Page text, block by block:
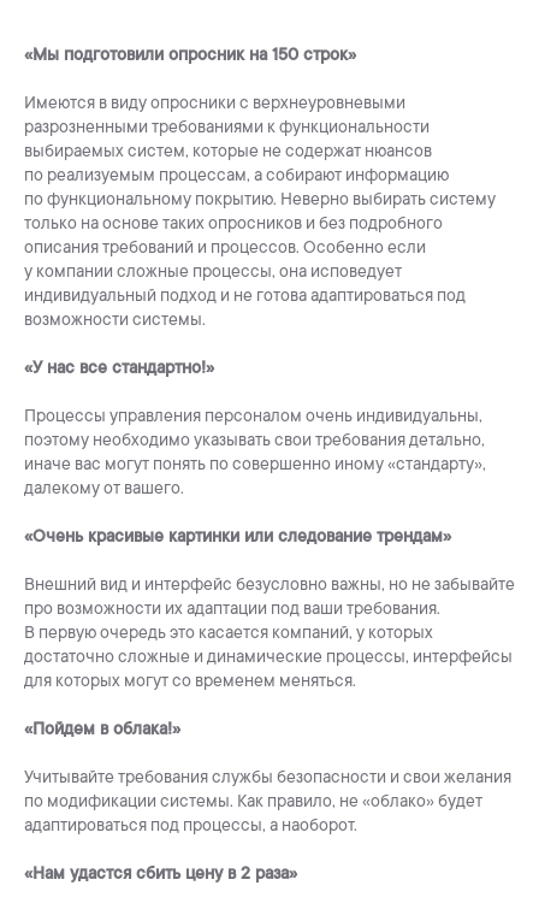
«Мы подготовили опросник на 150 строк»
Имеются в виду опросники с верхнеуровневыми
разрозненными требованиями к функциональности
выбираемых cистем, которые не содержат нюансов
по реализуемым процессам, а собирают информацию
по функциональному покрытию. Неверно выбирать cистему
только на основе таких опросников и без подробного
описания требований и процессов. Особенно если
у компании сложные процессы, она исповедует
индивидуальный подход и не готова адаптироваться под
возможности системы.
«У нас все стандартно!»
Процессы управления персоналом очень индивидуальны,
поэтому необходимо указывать свои требования детально,
иначе вас могут понять по совершенно иному «стандарту»,
далекому от вашего.
«Очень красивые картинки или следование трендам»
Внешний вид и интерфейс безусловно важны, но не забывайте
про возможности их адаптации под ваши требования.
В первую очередь это касается компаний, у которых
достаточно сложные и динамические процессы, интерфейсы
для которых могут со временем меняться.
«Пойдем в облака!»
Учитывайте требования службы безопасности и свои желания
по модификации системы. Как правило, не «облако» будет
адаптироваться под процессы, а наоборот.
«Нам удастся сбить цену в 2 раза»